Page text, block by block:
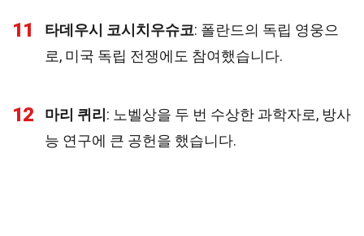
11 타데우시 코시치우슈코: 폴란드의 독립 영웅으
로, 미국 독립 전쟁에도 참여했습니다.
12 마리 퀴리 : 노벨상을 두 번 수상한 과학자로, 방사
능 연구에 큰 공헌을 했습니다.